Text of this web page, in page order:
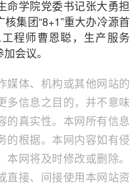
命学院党委书记张大勇担
集团“8+1”重大办冷源首
程师曹恩聪，生产服务
会议。
媒体、机构或其他网站的
多信息之目的，并不意味
的真实性。本网所有信息
的根据。本网内容如有侵
网将及时修改或删除。
直接、间接使用本网站资